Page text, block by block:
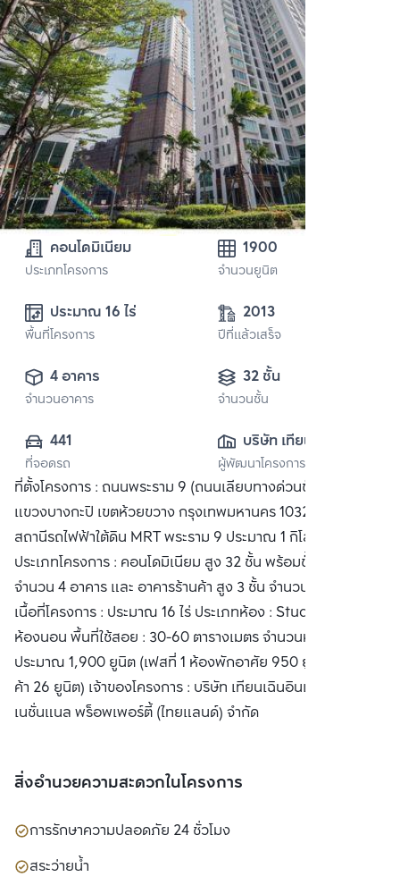
คอนโดมิเนียม
ประเภทโครงการ
1900
จำนวนยูนิต
ประมาณ 16 ไร่
พื้นที่โครงการ
2013
ปีที่แล้วเสร็จ
4 อาคาร
จำนวนอาคาร
32 ชั้น
จำนวนชั้น
441
ที่จอดรถ
บริษัท เทียนเฉิน
อินเตอร์เนชั่นแนล
พร็อพเพอร์ตี้ (ไทย
แลนด์) จำกัด
ผู้พัฒนาโครงการ
ที่ตั้งโครงการ : ถนนพระราม 9 (ถนนเลียบทางด่วนขั้นที่ 2 ศรีรัช)
แขวงบางกะปิ เขตห้วยขวาง กรุงเทพมหานคร 10320 ห่างจาก
สถานีรถไฟฟ้าใต้ดิน MRT พระราม 9 ประมาณ 1 กิโลเมตร
ประเภทโครงการ : คอนโดมิเนียม สูง 32 ชั้น พร้อมชั้นใต้ดิน 1 ชั้น
จำนวน 4 อาคาร และ อาคารร้านค้า สูง 3 ชั้น จำนวน 4 อาคาร
เนื้อที่โครงการ : ประมาณ 16 ไร่ ประเภทห้อง : Studio และ 1-2
ห้องนอน พื้นที่ใช้สอย : 30-60 ตารางเมตร จำนวนห้อง :
ประมาณ 1,900 ยูนิต (เฟสที่ 1 ห้องพักอาศัย 950 ยูนิต และ ร้าน
ค้า 26 ยูนิต) เจ้าของโครงการ : บริษัท เทียนเฉินอินเตอร์
เนชั่นแนล พร็อพเพอร์ตี้ (ไทยแลนด์) จำกัด
สิ่งอำนวยความสะดวกในโครงการ
การรักษาความปลอดภัย 24 ชั่วโมง
สระว่ายน้ำ